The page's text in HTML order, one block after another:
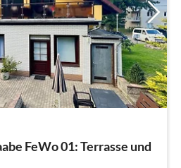
FeWo 01: Terrasse und